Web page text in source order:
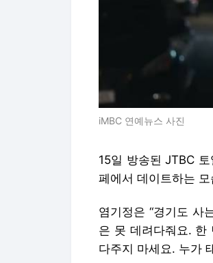
iMBC 연예뉴스 사진
15일 방송된 JTBC
페에서 데이트하는
염기정은 “경기도 사
은 못 데려다줘요. 한
다주지 마세요. 누가